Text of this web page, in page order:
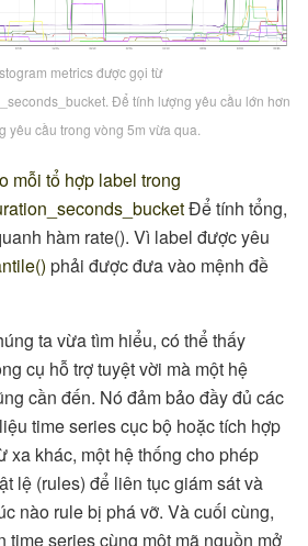
metrics được gọi từ
Để tính lượng yêu cầu lớn hơn
yêu cầu trong vòng 5m vừa qua.
mỗi tổ hợp label trong
Để tính tổng,
hàm rate(). Vì label được yêu
phải được đưa vào mệnh đề
ta vừa tìm hiểu, có thể thấy
cụ hỗ trợ tuyệt vời mà một hệ
cần đến. Nó đảm bảo đầy đủ các
time series cục bộ hoặc tích hợp
xa khác, một hệ thống cho phép
lệ (rules) để liên tục giám sát và
nào rule bị phá vỡ. Và cuối cùng,
time series cùng một mã nguồn mở